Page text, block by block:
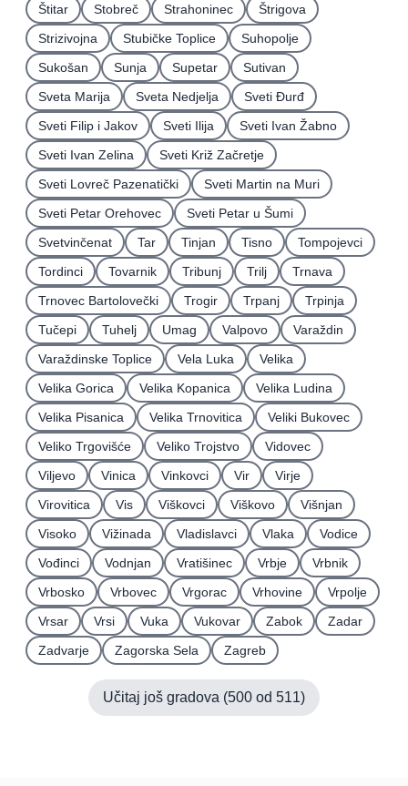
Štitar
Stobreč Strahoninec
Štrigova
Strizivojna
Stubičke Toplice
Suhopolje
Sukošan
Sunja Supetar
Sutivan
Sveta Marija
Sveta Nedjelja
Sveti Ðurđ
Sveti Filip i Jakov
Sveti Ilija
Sveti Ivan Žabno
Sveti Ivan Zelina
Sveti Križ Začretje
Sveti Lovreč Pazenatički
Sveti Martin na Muri
Sveti Petar Orehovec
Sveti Petar u Šumi
Svetvinčenat
Tar Tinjan Tisno
Tompojevci
Tordinci
Tovarnik Tribunj Trilj
Trnava
Trnovec Bartolovečki
Trogir Trpanj
Trpinja
Tučepi
Tuhelj Umag Valpovo
Varaždin
Varaždinske Toplice
Vela Luka
Velika
Velika Gorica
Velika Kopanica
Velika Ludina
Velika Pisanica
Velika Trnovitica
Veliki Bukovec
Veliko Trgovišće
Veliko Trojstvo
Vidovec
Viljevo
Vinica Vinkovci Vir
Virje
Virovitica
Vis Viškovci Viškovo
Višnjan
Visoko
Vižinada Vladislavci Vlaka
Vodice
Vođinci
Vodnjan Vratišinec Vrbje
Vrbnik
Vrbosko
Vrbovec Vrgorac Vrhovine
Vrpolje
Vrsar
Vrsi Vuka Vukovar Zabok
Zadar
Zadvarje
Zagorska Sela Zagreb
Učitaj još gradova (500 od 511)